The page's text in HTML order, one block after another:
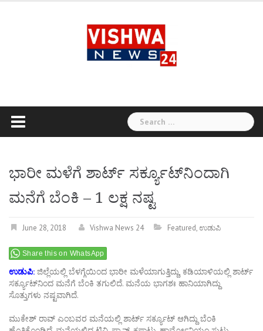
Search
for:
ಭಾರೀ ಮಳೆಗೆ ಶಾರ್ಟ್ ಸರ್ಕ್ಯೂಟ್​​ನಿಂದಾಗಿ
ಮನೆಗೆ ಬೆಂಕಿ – 1 ಲಕ್ಷ ನಷ್ಟ
June 28, 2018 Vishwa News 24 Featured,ಉಡುಪಿ
Share this on WhatsApp
ಉಡುಪಿ: ಜಿಲ್ಲೆಯಲ್ಲಿ ಬೆಳಗ್ಗೆಯಿಂದ ಭಾರೀ ಮಳೆಯಾಗುತ್ತಿದ್ದು, ಕಡಿಯಾಳಿಯಲ್ಲಿ ಶಾರ್ಟ್
ಸರ್ಕ್ಯೂಟ್​ನಿಂದ ಮನೆಗೆ ಬೆಂಕಿ ತಗುಲಿದೆ. ಮನೆಯ ಭಾಗಶಃ ಹಾನಿಯಾಗಿದ್ದು
ಸೊತ್ತುಗಳು ನಷ್ಟವಾಗಿದೆ.
ಮುಕೇಶ್ ರಾವ್ ಎಂಬವರ ಮನೆಯಲ್ಲಿ ಶಾರ್ಟ್ ಸರ್ಕ್ಯೂಟ್​​ ಆಗಿದ್ದು ಬೆಂಕಿ